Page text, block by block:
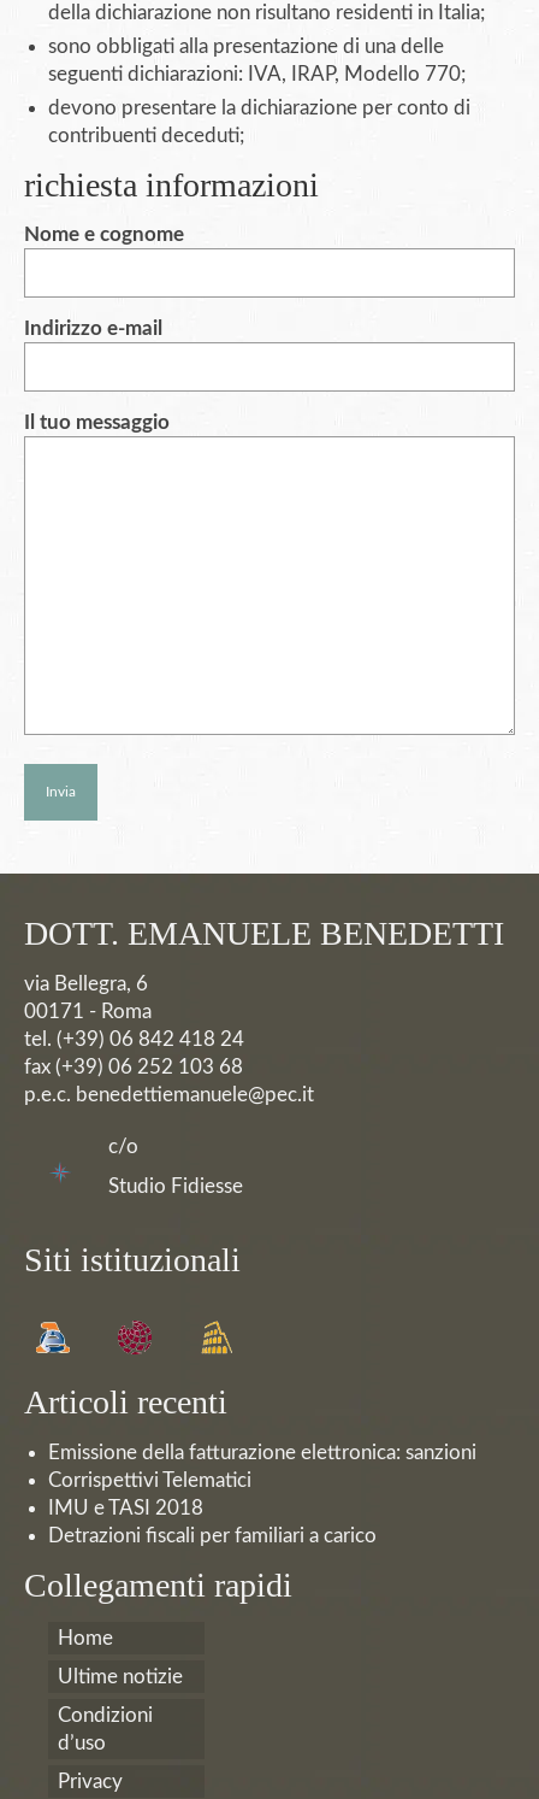
della dichiarazione non risultano residenti in Italia;
sono obbligati alla presentazione di una delle
seguenti dichiarazioni: IVA, IRAP, Modello 770;
devono presentare la dichiarazione per conto di
contribuenti deceduti;
richiesta informazioni
Nome e cognome
Indirizzo e-mail
Il tuo messaggio
DOTT. EMANUELE BENEDETTI
via Bellegra, 6
00171 - Roma
tel. (+39) 06 842 418 24
fax (+39) 06 252 103 68
p.e.c. benedettiemanuele@pec.it
c/o
Studio Fidiesse
Siti istituzionali
Articoli recenti
Emissione della fatturazione elettronica: sanzioni
Corrispettivi Telematici
IMU e TASI 2018
Detrazioni fiscali per familiari a carico
Collegamenti rapidi
Home
Ultime notizie
Condizioni
d’uso
Privacy